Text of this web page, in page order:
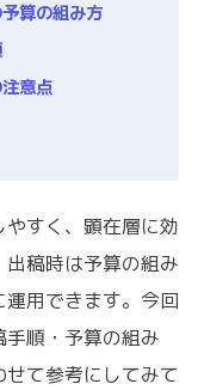
算の組み方
意点
すく、顕在層に効
稿時は予算の組み
用できます。今回
順・予算の組み
て参考にしてみて